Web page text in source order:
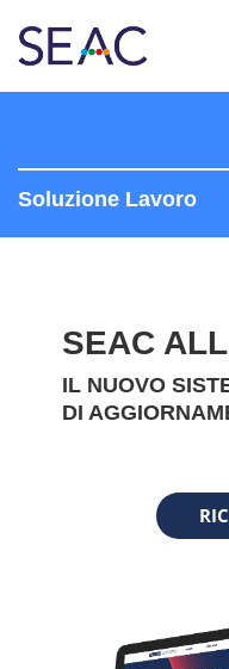
Soluzione Lavoro
SEAC
IL NUOVO
DI